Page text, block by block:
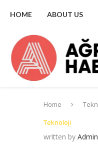
HOME ABOUT US
Home
Teknoloji
written by Admin